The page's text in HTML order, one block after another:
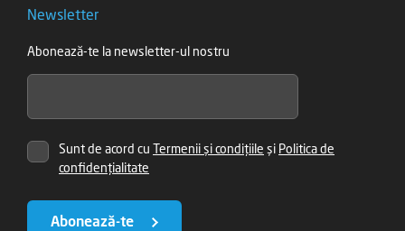
Newsletter
Abonează-te la newsletter-ul nostru
Sunt de acord cu Termenii și condițiile și Politica de
confidențialitate
Abonează-te